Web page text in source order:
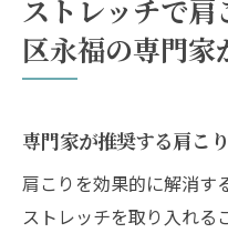
ストレッチで肩
区永福の専門家
専門家が推奨する肩こ
肩こりを効果的に解消す
ストレッチを取り入れる